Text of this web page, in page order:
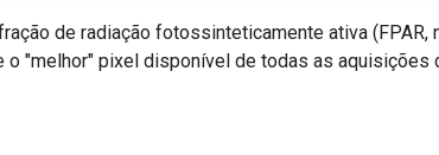
de radiação fotossinteticamente ativa (FPAR,
"melhor" pixel disponível de todas as aquisições